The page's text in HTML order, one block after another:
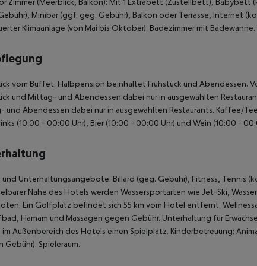
Minibar (ggf. geg. Gebühr), Balkon oder Terrasse, Internet
Klimaanlage (von Mai bis Oktober). Badezimmer mit
vom Buffet. Halbpension beinhaltet Frühstück und Abendessen.
und Mittag- und Abendessen dabei nur in ausgewählten
und Abendessen dabei nur in ausgewählten Restaurants. Kaffee/
(10:00 - 00:00 Uhr), Bier (10:00 - 00:00 Uhr) und Wein (10:00 -
Unterhaltungsangebote: Billard (geg. Gebühr), Fitness, Tennis
Nähe des Hotels werden Wassersportarten wie Jet-Ski,
Ein Golfplatz befindet sich 55 km vom Hotel entfernt.
Hamam und Massagen gegen Gebühr. Unterhaltung für
Außenbereich des Hotels einen Spielplatz. Kinderbetreuung:
Gebühr). Spieleraum.